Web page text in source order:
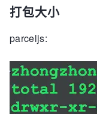
打包大小
parceljs: